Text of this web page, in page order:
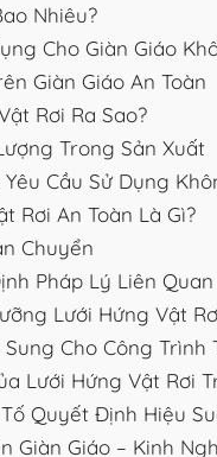
Nhiêu?
Cho Giàn Giáo
Giàn Giáo An Toàn
Rơi Ra Sao?
Trong Sản Xuất
Cầu Sử Dụng
Rơi An Toàn Là Gì?
Chuyển
Pháp Lý Liên
Lưới Hứng Vật
Cho Công Trình
Lưới Hứng Vật Rơi
Quyết Định Hiệu
Giàn Giáo – Kinh